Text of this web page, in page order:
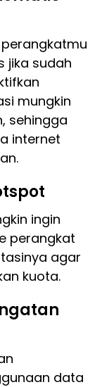
jika sudah
mungkin
sehingga
internet
ingin
perangkat
agar
kuota.
data